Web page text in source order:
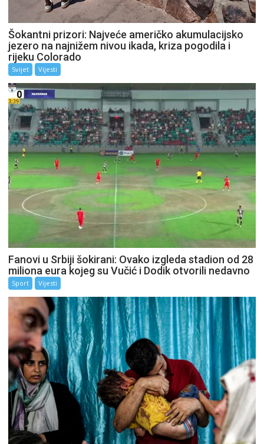
Šokantni prizori: Najveće američko akumulacijsko
jezero na najnižem nivou ikada, kriza pogodila i
rijeku Colorado
Svijet Vijesti
Fanovi u Srbiji šokirani: Ovako izgleda stadion od 28
miliona eura kojeg su Vučić i Dodik otvorili nedavno
Sport Vijesti